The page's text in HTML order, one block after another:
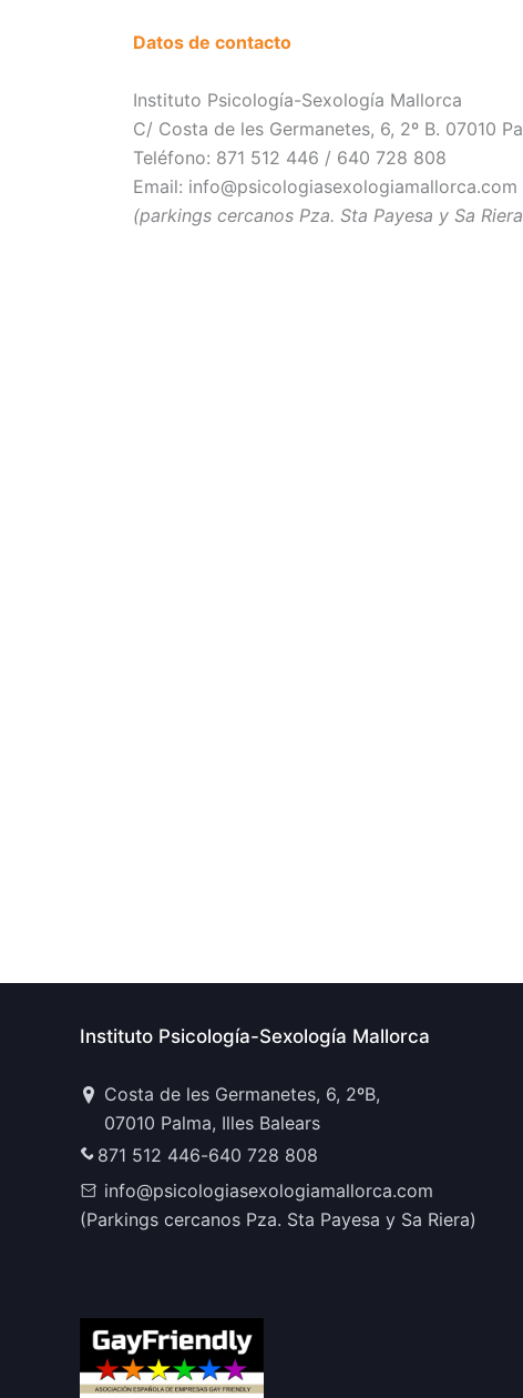
Datos de contacto
Instituto Psicología-Sexología Mallorca
C/ Costa de les Germanetes, 6, 2º B. 07010
Teléfono: 871 512 446 / 640 728 808
Email: info@psicologiasexologiamallorca.com
(parkings cercanos Pza. Sta Payesa y Sa
Instituto Psicología-Sexología Mallorca
Costa de les Germanetes, 6, 2ºB,
07010 Palma, Illes Balears
871 512 446-640 728 808
info@psicologiasexologiamallorca.com
(Parkings cercanos Pza. Sta Payesa y Sa Riera)